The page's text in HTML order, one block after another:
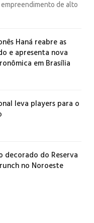
de alto
Haná reabre as
e apresenta nova
em Brasília
leva players para o
decorado do Reserva
no Noroeste